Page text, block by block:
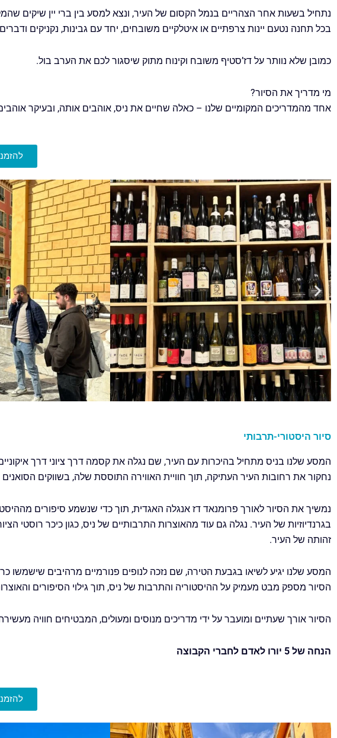
נתחיל בשעות אחר הצהריים בנמל הקסום של העיר, ונצא למסע בין ברי יין שיקים
בכל תחנה נטעם יינות צרפתיים או איטלקיים משובחים, יחד עם גבינות, נקניקים
כמובן שלא נוותר על דז’סטיף משובח וקינוח מתוק שיסגור לכם את הערב בול.
מי מדריך את הסיור?
אחד מהמדריכים המקומיים שלנו – כאלה שחיים את ניס, אוהבים אותה, ובעיקר אוהבים
סיור היסטורי-תרבותי
המסע שלנו בניס מתחיל בהיכרות עם העיר, שם נגלה את קסמה דרך ציוני דרך
נחקור את רחובות העיר העתיקה, תוך חוויית האווירה התוססת שלה, בשווקים
בגרנדיוזיות של העיר. נגלה גם עוד מהאוצרות התרבותיים של ניס, כגון כיכר
זהותה של העיר.
המסע שלנו יגיע לשיאו בגבעת הטירה, שם נזכה לנופים פנורמיים מרהיבים שישמשו
הסיור מספק מבט מעמיק על ההיסטוריה והתרבות של ניס, תוך גילוי הסיפורים
הסיור אורך שעתיים ומועבר על ידי מדריכים מנוסים ומעולים, המבטיחים חוויה
הנחה של 5 יורו לאדם לחברי הקבוצה